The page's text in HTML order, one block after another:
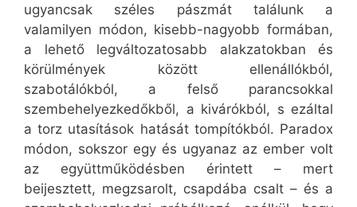
ugyancsak széles pászmát találunk a
valamilyen módon, kisebb-nagyobb formában,
a lehető legváltozatosabb alakzatokban és
körülmények között ellenállókból,
szabotálókból, a felső parancsokkal
szembehelyezkedőkből, a kivárókból, s ezáltal
a torz utasítások hatását tompítókból. Paradox
módon, sokszor egy és ugyanaz az ember volt
az együttműködésben érintett – mert
beijesztett, megzsarolt, csapdába csalt – és a